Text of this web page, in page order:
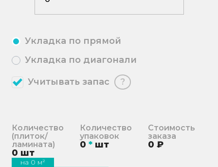
Укладка по прямой
Укладка по диагонали
Учитывать запас ?
Количество
(плиток/
ламината)
0 шт
на 0 м²
Количество
упаковок
0 * шт
Стоимость
заказа
0 ₽